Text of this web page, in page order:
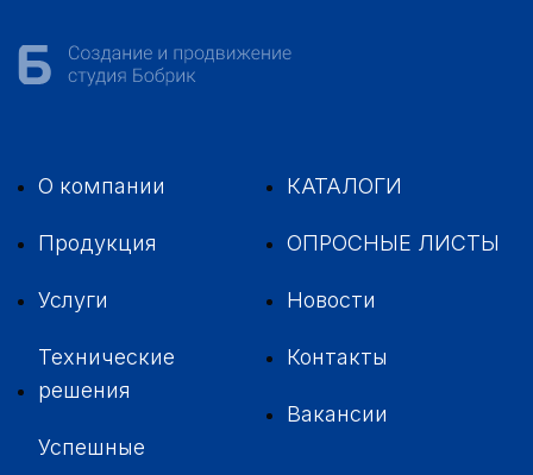
О компании
Продукция
Услуги
Технические
решения
Успешные
КАТАЛОГИ
ОПРОСНЫЕ ЛИСТЫ
Новости
Контакты
Вакансии